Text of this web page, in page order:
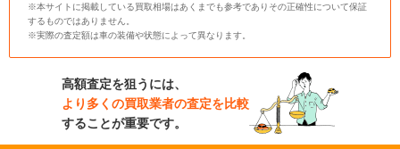
※本サイトに掲載している買取相場はあくまでも参考でありその正確性について保証
するものではありません。
※実際の査定額は車の装備や状態によって異なります。
高額査定を狙うには、
より多くの買取業者の査定を比較
することが重要です。